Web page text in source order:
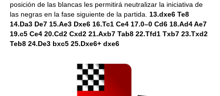
posición de las blancas les permitirá neutralizar la iniciativa de
las negras en la fase siguiente de la partida. 13.dxe6 Te8
14.Da3 De7 15.Ae3 Dxe6 16.Tc1 Ce4 17.0–0 Cd6 18.Ad4 Ae7
19.c5 Ce4 20.Cd2 Cxd2 21.Axb7 Tab8 22.Tfd1 Txb7 23.Txd2
Teb8 24.De3 bxc5 25.Dxe6+ dxe6